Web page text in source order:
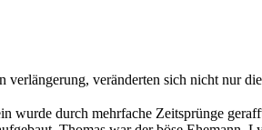
veränderten sich nicht nur
wurde durch mehrfache Zeitsprünge